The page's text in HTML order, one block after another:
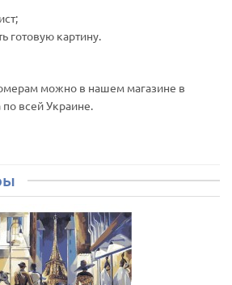
готовую картину.
можно в нашем магазине в
по всей Украине.